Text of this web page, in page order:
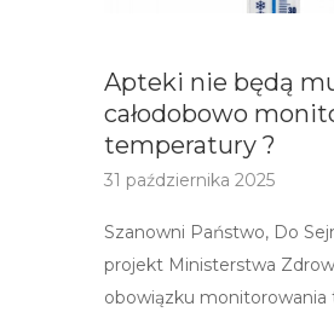
Apteki nie będą
całodobowo
temperatury ?
31 października 2025
Szanowni Państwo, Do
projekt Ministerstwa
obowiązku